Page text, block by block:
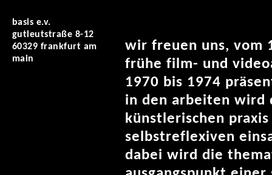
basis e.v.
gutleutstraße 8-12
60329 frankfurt am
main
wir freuen uns, vom
frühe film- und
1970 bis 1974
in den arbeiten wird
künstlerischen
selbstreflexiven
dabei wird die